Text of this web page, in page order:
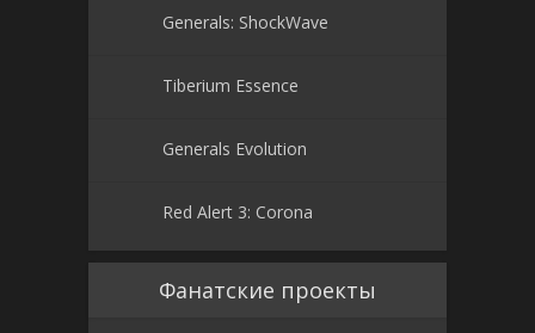
Generals: ShockWave
Tiberium Essence
Generals Evolution
Red Alert 3: Corona
Фанатские проекты